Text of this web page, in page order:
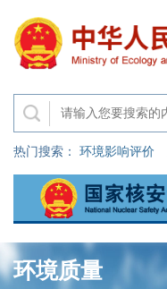
热门搜索： 环境影响评价
环境质量